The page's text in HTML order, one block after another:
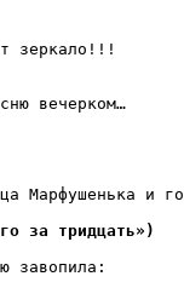
зеркало!!!
вечерком…
Марфушенька и
за тридцать»)
завопила: